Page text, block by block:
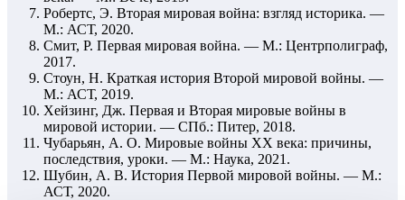
Робертс, Э. Вторая мировая война: взгляд историка. —
М.: АСТ, 2020.
Смит, Р. Первая мировая война. — М.: Центрполиграф,
2017.
Стоун, Н. Краткая история Второй мировой войны. —
М.: АСТ, 2019.
Хейзинг, Дж. Первая и Вторая мировые войны в
мировой истории. — СПб.: Питер, 2018.
Чубарьян, А. О. Мировые войны XX века: причины,
последствия, уроки. — М.: Наука, 2021.
Шубин, А. В. История Первой мировой войны. — М.:
АСТ, 2020.